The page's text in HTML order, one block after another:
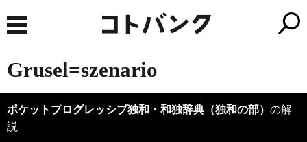
Grusel=szenario
ポケットプログレッシブ独和・和独辞典（独和の部） の解
説